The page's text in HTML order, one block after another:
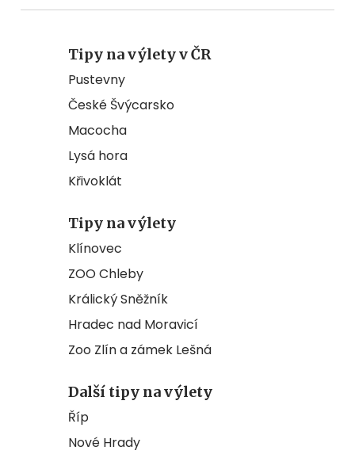
Tipy na výlety v ČR
Pustevny
České Švýcarsko
Macocha
Lysá hora
Křivoklát
Tipy na výlety
Klínovec
ZOO Chleby
Králický Sněžník
Hradec nad Moravicí
Zoo Zlín a zámek Lešná
Další tipy na výlety
Říp
Nové Hrady